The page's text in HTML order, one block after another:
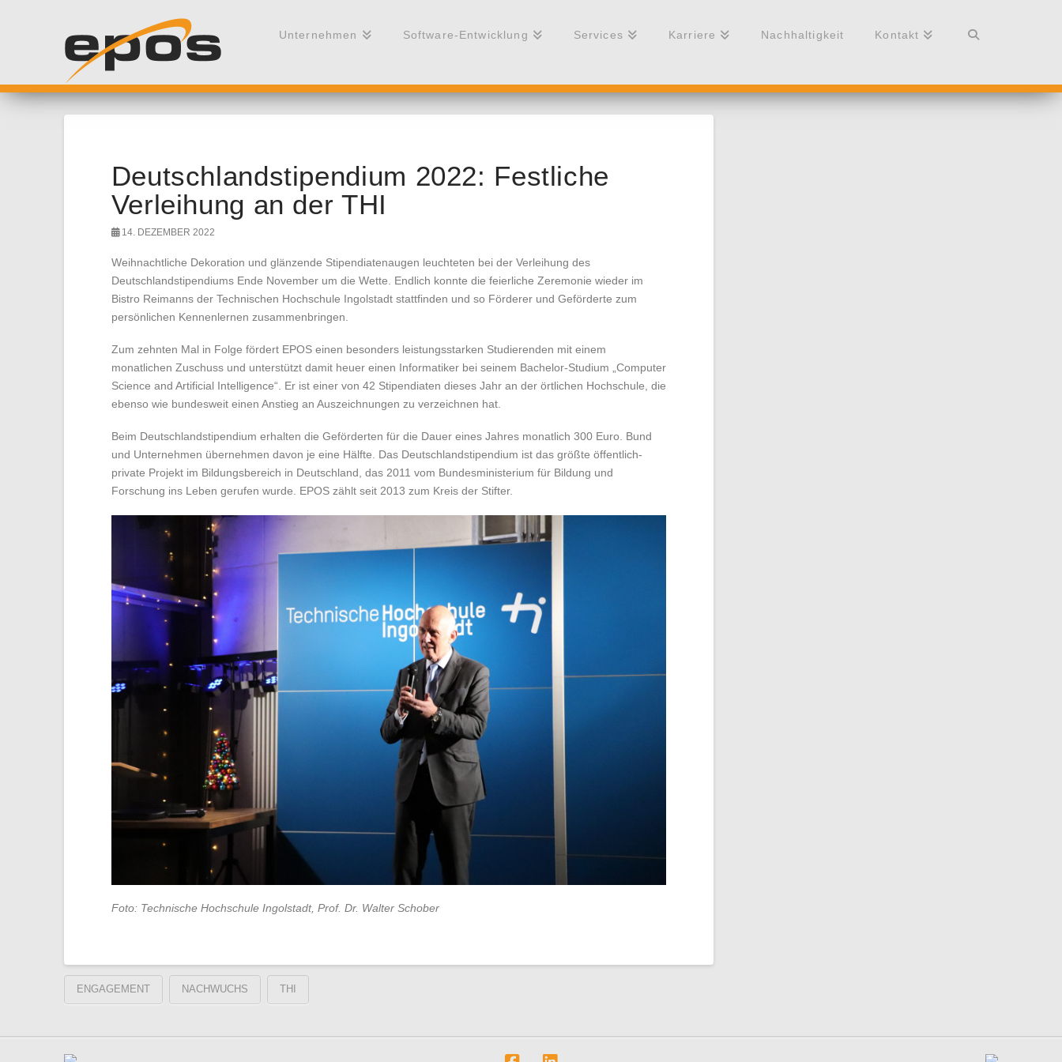
Unternehmen Software-Entwicklung Services Karriere Nachhaltigkeit Kontakt
Deutschlandstipendium 2022: Festliche
Verleihung an der THI
14. DEZEMBER 2022
Weihnachtliche Dekoration und glänzende Stipendiatenaugen leuchteten bei der Verleihung des
Deutschlandstipendiums Ende November um die Wette. Endlich konnte die feierliche Zeremonie wieder im
Bistro Reimanns der Technischen Hochschule Ingolstadt stattfinden und so Förderer und Geförderte zum
persönlichen Kennenlernen zusammenbringen.
Zum zehnten Mal in Folge fördert EPOS einen besonders leistungsstarken Studierenden mit einem
monatlichen Zuschuss und unterstützt damit heuer einen Informatiker bei seinem Bachelor-Studium „Computer
Science and Artificial Intelligence“. Er ist einer von 42 Stipendiaten dieses Jahr an der örtlichen Hochschule, die
ebenso wie bundesweit einen Anstieg an Auszeichnungen zu verzeichnen hat.
Beim Deutschlandstipendium erhalten die Geförderten für die Dauer eines Jahres monatlich 300 Euro. Bund
und Unternehmen übernehmen davon je eine Hälfte. Das Deutschlandstipendium ist das größte öffentlich-
private Projekt im Bildungsbereich in Deutschland, das 2011 vom Bundesministerium für Bildung und
Forschung ins Leben gerufen wurde. EPOS zählt seit 2013 zum Kreis der Stifter.
Foto: Technische Hochschule Ingolstadt, Prof. Dr. Walter Schober
ENGAGEMENT NACHWUCHS THI